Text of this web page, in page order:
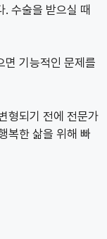
. 수술을 받으실 때
면 기능적인 문제를
형되기 전에 전문가
복한 삶을 위해 빠